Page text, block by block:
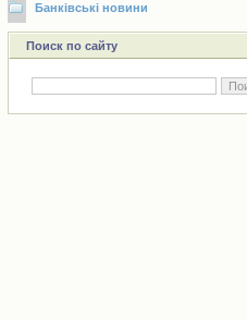
Банківські новини
Поиск по сайту